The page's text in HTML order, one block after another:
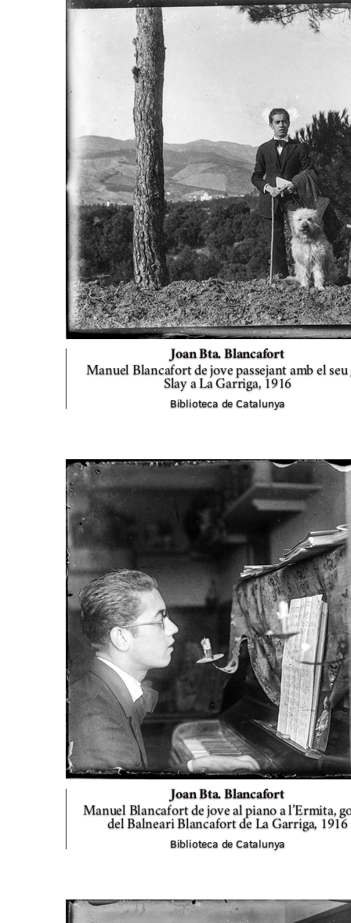
Joan Bta. Blancafort
Manuel Blancafort de jove passejant amb el seu
Slay a La Garriga, 1916
Biblioteca de Catalunya
Joan Bta. Blancafort
Manuel Blancafort de jove al piano a l’Ermita,
del Balneari Blancafort de La Garriga, 1916
Biblioteca de Catalunya